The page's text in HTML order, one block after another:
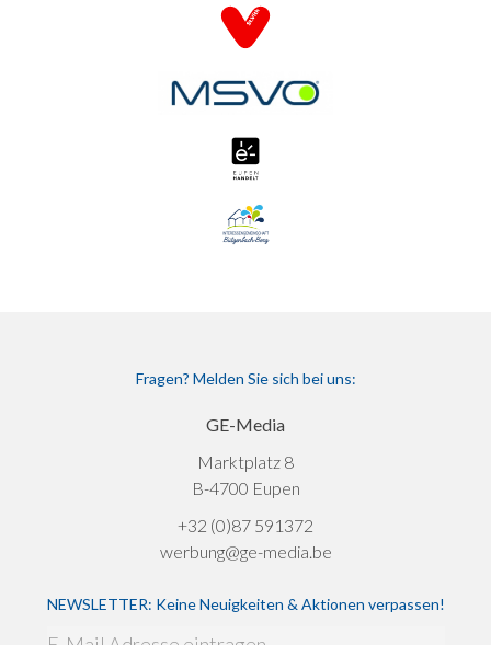
Fragen? Melden Sie sich bei uns:
GE-Media
Marktplatz 8
B-4700 Eupen
+32 (0)87 591372
werbung@ge-media.be
NEWSLETTER: Keine Neuigkeiten & Aktionen verpassen!